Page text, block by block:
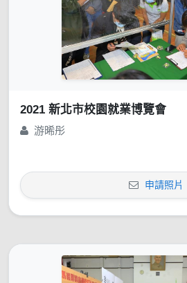
2021 新北市校園就業博覽會
游晞彤
申請照片